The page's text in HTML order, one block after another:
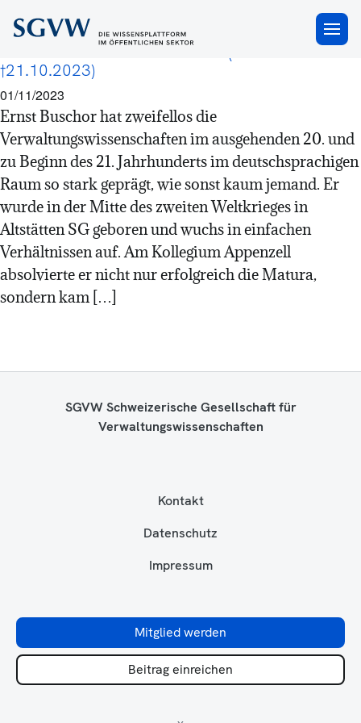
×
Nachruf
Nachruf Prof. Dr. Ernst Buschor (*12.7.1943
†21.10.2023)
01/11/2023
Ernst Buschor hat zweifellos die
Verwaltungswissenschaften im ausgehenden 20. und
zu Beginn des 21. Jahrhunderts im deutschsprachigen
Raum so stark geprägt, wie sonst kaum jemand. Er
wurde in der Mitte des zweiten Weltkrieges in
Altstätten SG geboren und wuchs in einfachen
Verhältnissen auf. Am Kollegium Appenzell
absolvierte er nicht nur erfolgreich die Matura,
sondern kam […]
SGVW Schweizerische Gesellschaft für
Verwaltungswissenschaften
Kontakt
Datenschutz
Impressum
Mitglied werden
Beitrag einreichen